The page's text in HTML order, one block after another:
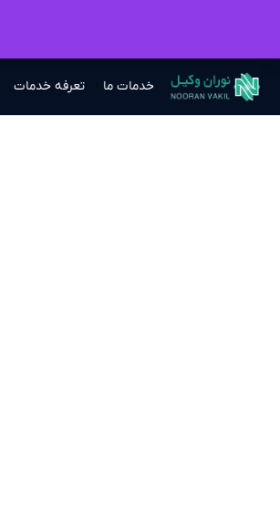
خدمات ما تعرفه خدمات